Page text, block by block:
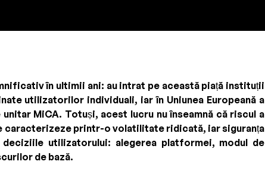
în ultimii ani: au intrat pe această piață instituții
utilizatorilor individuali, iar în Uniunea Europeană a
MiCA. Totuși, acest lucru nu înseamnă că riscul a
caracterizeze printr-o volatilitate ridicată, iar siguranța
utilizatorului: alegerea platformei, modul de
de bază.